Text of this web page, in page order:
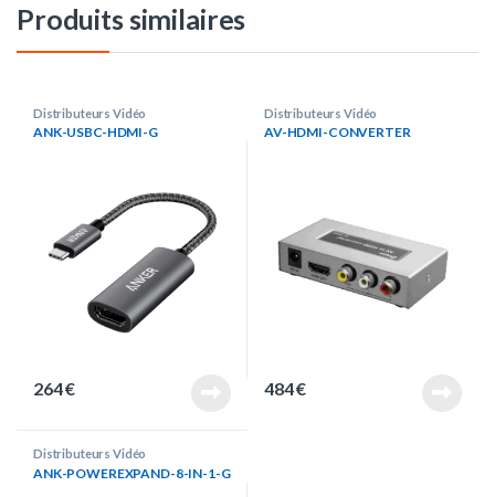
Produits similaires
Distributeurs Vidéo
ANK-USBC-HDMI-G
264€
Distributeurs Vidéo
AV-HDMI-CONVERTER
484€
Distributeurs Vidéo
ANK-POWEREXPAND-8-IN-1-G